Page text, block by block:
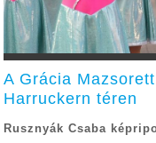
A Grácia
Harruckern téren
Rusznyák Csaba